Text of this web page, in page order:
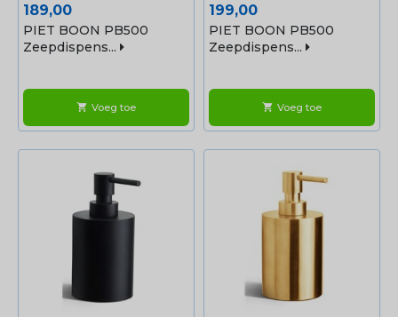
Prijs
189,00
PIET BOON PB500
Zeepdispens...
shopping_cart Voeg toe
Prijs
199,00
PIET BOON PB500
Zeepdispens...
shopping_cart Voeg toe